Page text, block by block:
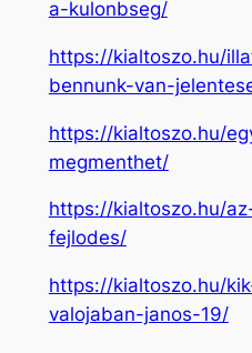
a-kulonbseg/
https://kialtoszo.hu/
bennunk-van-
https://kialtoszo.hu/
megmenthet/
https://kialtoszo.hu/
fejlodes/
https://kialtoszo.hu/
valojaban-janos-19/